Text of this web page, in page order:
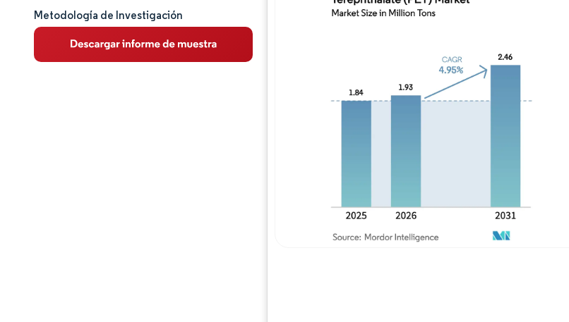
Tendencias e ideas
Análisis de segmentos
Metodología de Investigación
Imagen © Mordor Intelligence. El uso